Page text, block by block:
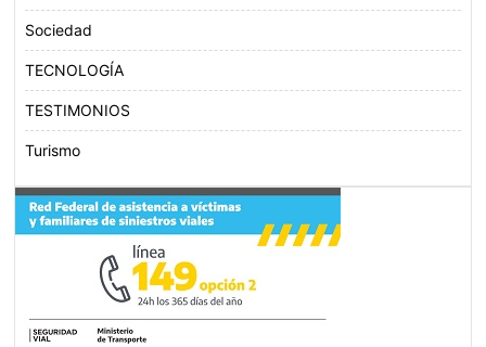
Sociedad
TECNOLOGÍA
TESTIMONIOS
Turismo